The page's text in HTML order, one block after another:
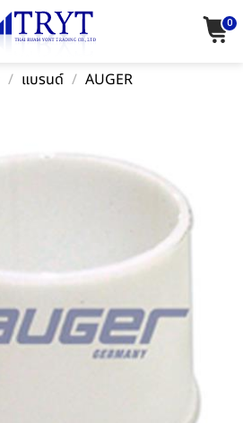
0
/ แบรนด์ / AUGER